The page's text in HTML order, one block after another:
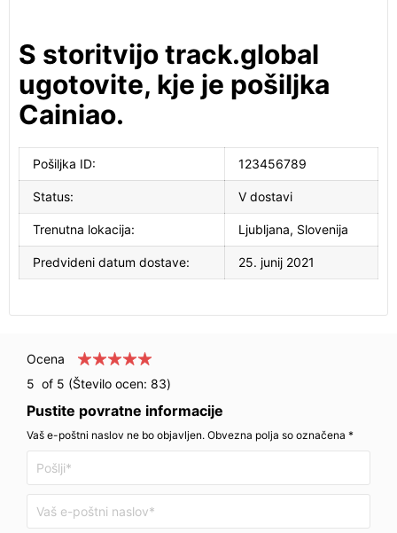
S storitvijo track.global
ugotovite, kje je pošiljka
Cainiao.
Pošiljka ID: 123456789
Status: V dostavi
Trenutna lokacija: Ljubljana, Slovenija
Predvideni datum dostave: 25. junij 2021
Ocena
5 of 5 (Število ocen: 83)
Pustite povratne informacije
Vaš e-poštni naslov ne bo objavljen. Obvezna polja so označena *